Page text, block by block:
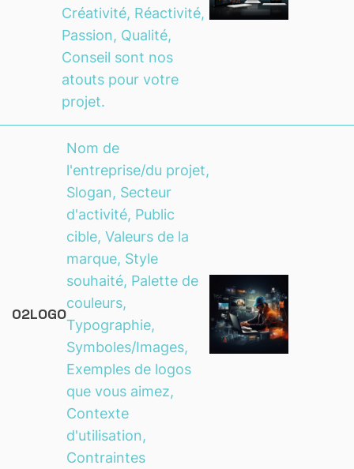
Créativité, Réactivité,
Passion, Qualité,
Conseil sont nos
atouts pour votre
projet.
02LOGO
Nom de
l'entreprise/du projet,
Slogan, Secteur
d'activité, Public
cible, Valeurs de la
marque, Style
souhaité, Palette de
couleurs,
Typographie,
Symboles/Images,
Exemples de logos
que vous aimez,
Contexte
d'utilisation,
Contraintes